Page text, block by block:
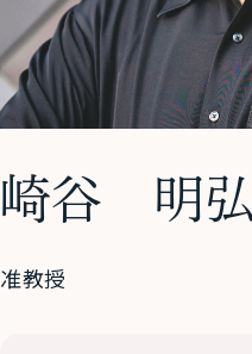
崎谷 明弘
准教授